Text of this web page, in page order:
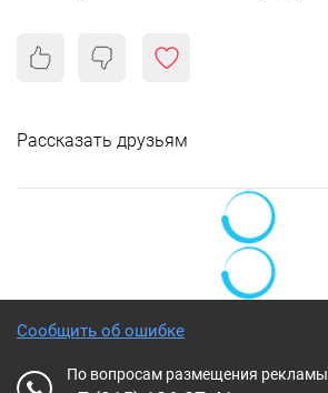
Рассказать друзьям
Сообщить об ошибке
По вопросам размещения рекламы